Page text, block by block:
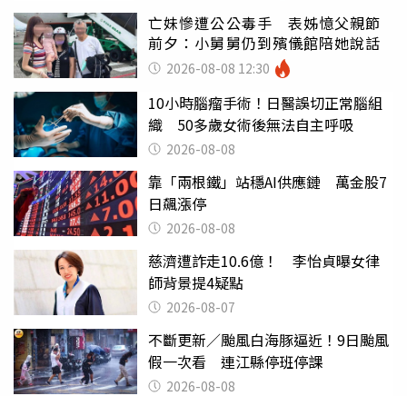
亡妹慘遭公公毒手 表姊憶父親節
前夕：小舅舅仍到殯儀館陪她說話
2026-08-08 12:30
10小時腦瘤手術！日醫誤切正常腦組
織 50多歲女術後無法自主呼吸
2026-08-08
靠「兩根鐵」站穩AI供應鏈 萬金股7
日飆漲停
2026-08-08
慈濟遭詐走10.6億！ 李怡貞曝女律
師背景提4疑點
2026-08-07
不斷更新／颱風白海豚逼近！9日颱風
假一次看 連江縣停班停課
2026-08-08